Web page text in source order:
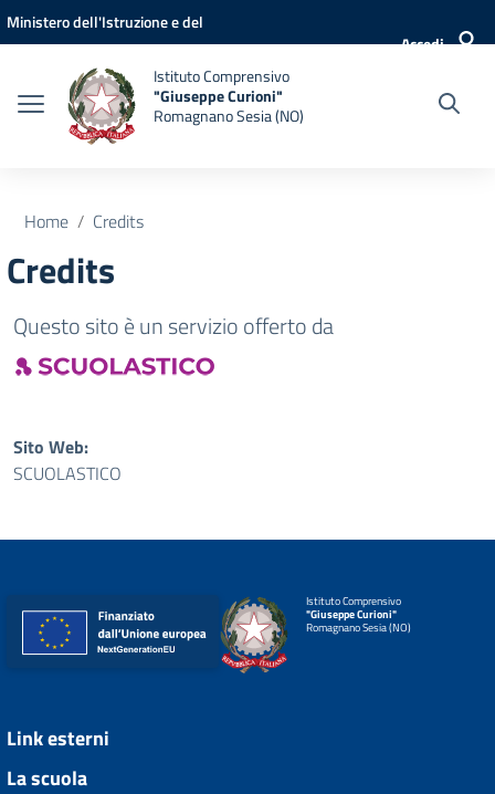
Vai ai contenuti
Vai al menu di navigazione
Vai al footer
Ministero dell'Istruzione e del
Accedi
Istituto Comprensivo
"Giuseppe Curioni"
Romagnano Sesia (NO)
Home Credits
Credits
Questo sito è un servizio offerto da
Sito Web:
SCUOLASTICO
Istituto Comprensivo
"Giuseppe Curioni"
Romagnano Sesia (NO)
Link esterni
La scuola